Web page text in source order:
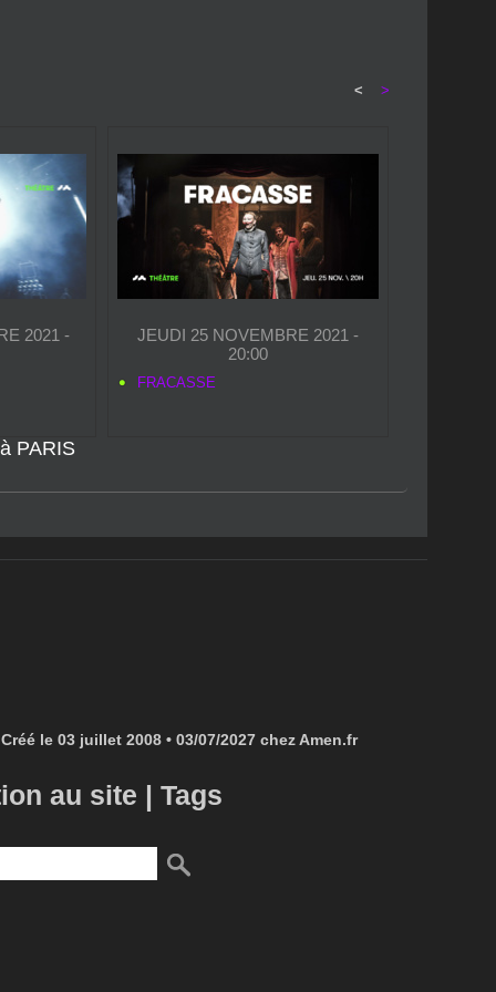
< >
2021 -
JEUDI 25 NOVEMBRE 2021 -
20:00
FRACASSE
PARIS
le 03 juillet 2008 • 03/07/2027 chez Amen.fr
au site | Tags